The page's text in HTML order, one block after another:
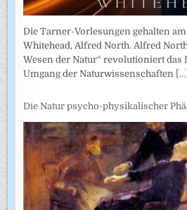
Die Tarner-Vorlesungen gehalten
Whitehead, Alfred North. Alfred
Wesen der Natur“ revolutioniert das
Umgang der Naturwissenschaften [...]
Die Natur psycho-physikalischer